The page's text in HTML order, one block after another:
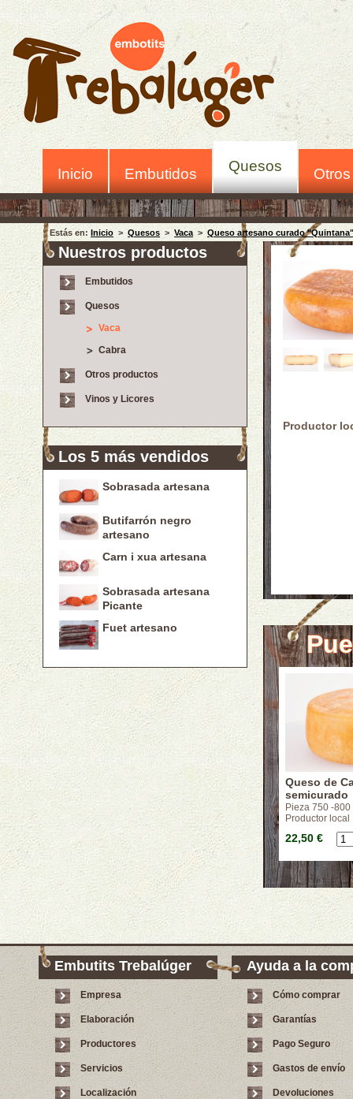
Inicio Embutidos Quesos
Estás en: Inicio > Quesos > Vaca > Queso artesano curado "Quintana"
Nuestros productos
Embutidos
Quesos
Vaca
Cabra
Otros productos
Vinos y Licores
Los 5 más vendidos
Sobrasada artesana
Butifarrón negro
artesano
Carn i xua artesana
Sobrasada artesana
Picante
Fuet artesano
Productor
Queso de
semicurado
Pieza 750 -800
Productor local
22,50 €
Embutits Trebalúger
Empresa
Elaboración
Productores
Servicios
Localización
Ayuda a la
Cómo comprar
Garantías
Pago Seguro
Gastos de envío
Devoluciones